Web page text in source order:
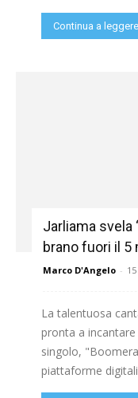
Continua a leggere
Jarliama svela
brano fuori il 5
Marco D'Angelo -
La talentuosa
pronta a
singolo,
piattaforme digitali